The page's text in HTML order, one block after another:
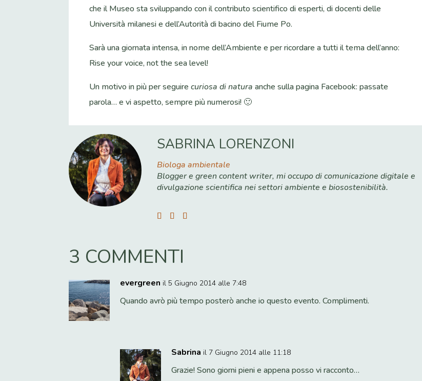
che il Museo sta sviluppando con il contributo scientifico di esperti, di docenti delle
Università milanesi e dell’Autorità di bacino del Fiume Po.
Sarà una giornata intensa, in nome dell’Ambiente e per ricordare a tutti il tema dell’anno:
Rise your voice, not the sea level!
Un motivo in più per seguirecuriosa di natura anche sulla pagina Facebook: passate
parola… e vi aspetto, sempre più numerosi! 🙂
SABRINA LORENZONI
Biologa ambientale
Blogger e green content writer, mi occupo di comunicazione digitale e
divulgazione scientifica nei settori ambiente e biosostenibilità.
3 COMMENTI
evergreen il 5 Giugno 2014 alle 7:48
Quando avrò più tempo posterò anche io questo evento. Complimenti.
Sabrina il 7 Giugno 2014 alle 11:18
Grazie! Sono giorni pieni e appena posso vi racconto…